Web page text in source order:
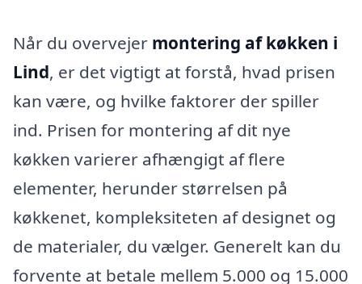
Når du overvejer montering af køkken i
Lind, er det vigtigt at forstå, hvad prisen
kan være, og hvilke faktorer der spiller
ind. Prisen for montering af dit nye
køkken varierer afhængigt af flere
elementer, herunder størrelsen på
køkkenet, kompleksiteten af designet og
de materialer, du vælger. Generelt kan du
forvente at betale mellem 5.000 og 15.000